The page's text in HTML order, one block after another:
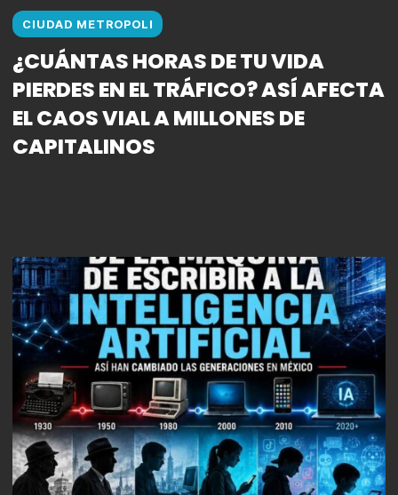
CIUDAD METROPOLI
¿CUÁNTAS HORAS DE TU VIDA
PIERDES EN EL TRÁFICO? ASÍ AFECTA
EL CAOS VIAL A MILLONES DE
CAPITALINOS